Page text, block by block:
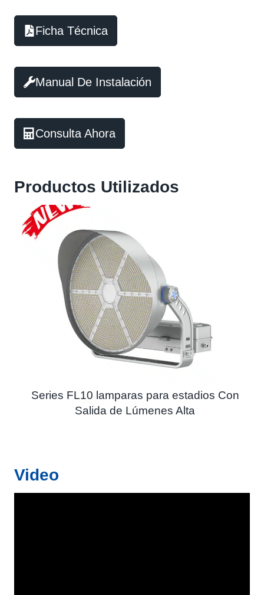
Ficha Técnica
Manual De Instalación
Consulta Ahora
Productos Utilizados
Series FL10 lamparas para estadios Con
Salida de Lúmenes Alta
Video